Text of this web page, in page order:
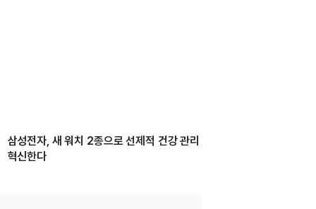
삼성전자, 새 워치 2종으로 선제적 건강 관리
혁신한다